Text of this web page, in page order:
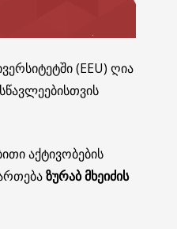
(EEU) ღია
აქტივობების
ზურაბ მხეიძის